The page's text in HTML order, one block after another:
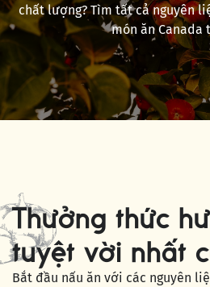
chất lượng? Tìm tất cả nguyên
món ăn Canada
Thưởng thức
tuyệt vời nhất
Bắt đầu nấu ăn với các nguyên